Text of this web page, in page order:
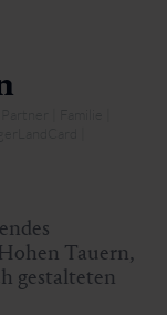
Tauern,
gestalteten